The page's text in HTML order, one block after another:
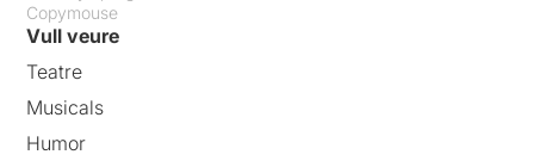
Copymouse
Vull veure
Teatre
Musicals
Humor